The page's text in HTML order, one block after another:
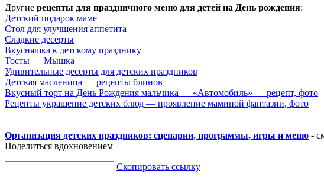
Другие рецепты для праздничного меню для детей на День рождения:
Детский подарок маме
Стол для улучшения аппетита
Сладкие десерты
Вкусняшка к детскому празднику
Тосты — Мышка
Удивительные десерты для детских праздников
Детская масленица — рецепты блинов
Вкусный торт на День Рождения мальчика — «Автомобиль» — рецепт, фото
Рецепты украшение детских блюд — проявление маминой фантазии, фото
Организация детских праздников: сценарии, программы, игры и меню -
Поделиться вдохновением
Скопировать ссылку